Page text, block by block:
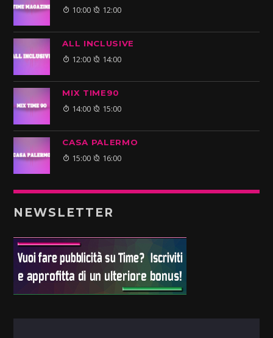
10:00 12:00
ALL INCLUSIVE
12:00 14:00
MIX TIME90
14:00 15:00
CASA PALERMO
15:00 16:00
NEWSLETTER